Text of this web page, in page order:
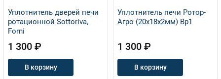
Уплотнитель дверей печи
ротационной Sottoriva,
Forni
1 300 ₽
В корзину
Уплотнитель печи Ротор-
Агро (20х18х2мм) Вр1
1 300 ₽
В корзину